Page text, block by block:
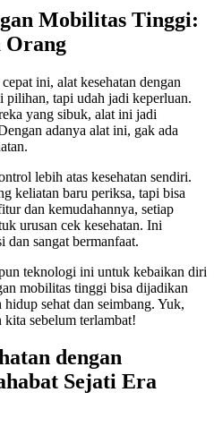
Mobilitas Tinggi:
Orang
ini, alat kesehatan dengan
tapi udah jadi keperluan.
yang sibuk, alat ini jadi
adanya alat ini, gak ada
lebih atas kesehatan sendiri.
keliatan baru periksa, tapi bisa
dan kemudahannya, setiap
urusan cek kesehatan. Ini
dan sangat bermanfaat.
teknologi ini untuk kebaikan diri
mobilitas tinggi bisa dijadikan
sehat dan seimbang. Yuk,
kita sebelum terlambat!
dengan
Sejati Era